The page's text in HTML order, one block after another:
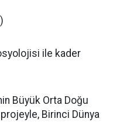
ile kader
Büyük Orta Doğu
projeyle, Birinci Dünya